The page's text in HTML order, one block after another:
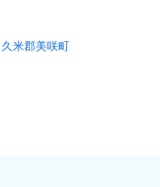
久米郡美咲町